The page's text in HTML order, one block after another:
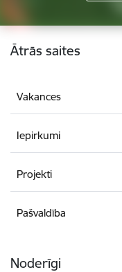
Kājene
Ātrās saites
Vakances
Iepirkumi
Projekti
Pašvaldība
Noderīgi